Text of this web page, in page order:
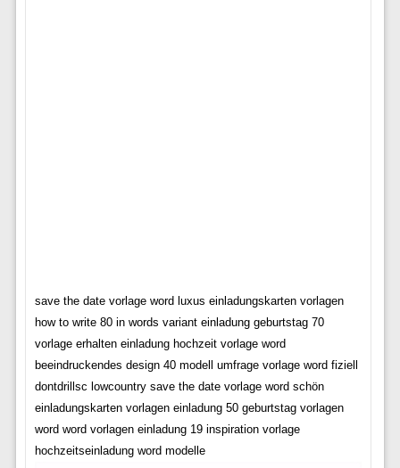
save the date vorlage word luxus einladungskarten vorlagen
how to write 80 in words variant einladung geburtstag 70
vorlage erhalten einladung hochzeit vorlage word
beeindruckendes design 40 modell umfrage vorlage word fiziell
dontdrillsc lowcountry save the date vorlage word schön
einladungskarten vorlagen einladung 50 geburtstag vorlagen
word word vorlagen einladung 19 inspiration vorlage
hochzeitseinladung word modelle